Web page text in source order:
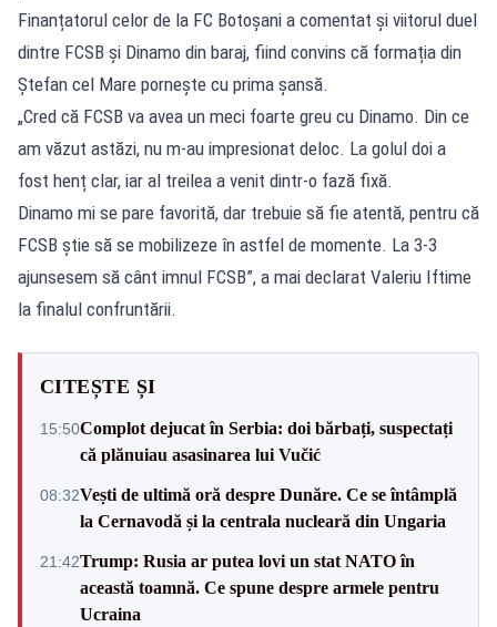
Finanțatorul celor de la FC Botoșani a comentat și viitorul duel
dintre FCSB și Dinamo din baraj, fiind convins că formația din
Ștefan cel Mare pornește cu prima șansă.
„Cred că FCSB va avea un meci foarte greu cu Dinamo. Din ce
am văzut astăzi, nu m-au impresionat deloc. La golul doi a
fost henț clar, iar al treilea a venit dintr-o fază fixă.
Dinamo mi se pare favorită, dar trebuie să fie atentă, pentru că
FCSB știe să se mobilizeze în astfel de momente. La 3-3
ajunsesem să cânt imnul FCSB”, a mai declarat Valeriu Iftime
la finalul confruntării.
CITEȘTE ȘI
15:50Complot dejucat în Serbia: doi bărbați, suspectați
că plănuiau asasinarea lui Vučić
08:32Vești de ultimă oră despre Dunăre. Ce se întâmplă
la Cernavodă și la centrala nucleară din Ungaria
21:42Trump: Rusia ar putea lovi un stat NATO în
această toamnă. Ce spune despre armele pentru
Ucraina